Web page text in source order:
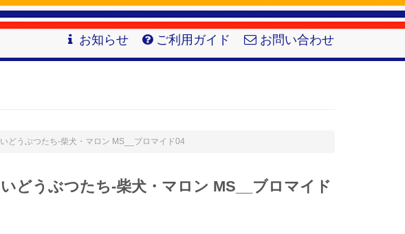
お知らせ ご利用ガイド お問い合わせ
どうぶつたち-柴犬・マロン MS__ブロマイド04
どうぶつたち-柴犬・マロン MS__ブロマイド